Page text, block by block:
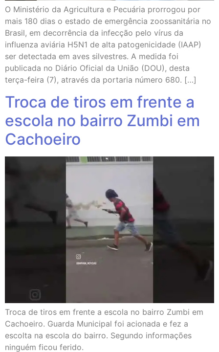
O Ministério da Agricultura e Pecuária prorrogou por
mais 180 dias o estado de emergência zoossanitária no
Brasil, em decorrência da infecção pelo vírus da
influenza aviária H5N1 de alta patogenicidade (IAAP)
ser detectada em aves silvestres. A medida foi
publicada no Diário Oficial da União (DOU), desta
terça-feira (7), através da portaria número 680. […]
Troca de tiros em frente a
escola no bairro Zumbi em
Cachoeiro
Troca de tiros em frente a escola no bairro Zumbi em
Cachoeiro. Guarda Municipal foi acionada e fez a
escolta na escola do bairro. Segundo informações
ninguém ficou ferido.